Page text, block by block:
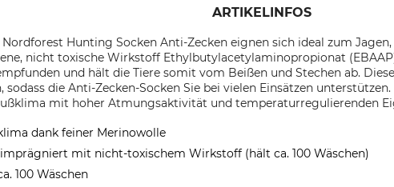
ARTIKELINFOS
Hunting Socken Anti-Zecken eignen sich ideal zum
nicht toxische Wirkstoff Ethylbutylacetylaminopropionat
und hält die Tiere somit vom Beißen und Stechen ab.
sodass die Anti-Zecken-Socken Sie bei vielen Einsätzen
mit hoher Atmungsaktivität und temperaturregulierenden
dank feiner Merinowolle
mit nicht-toxischem Wirkstoff (hält ca. 100 Wäschen)
100 Wäschen